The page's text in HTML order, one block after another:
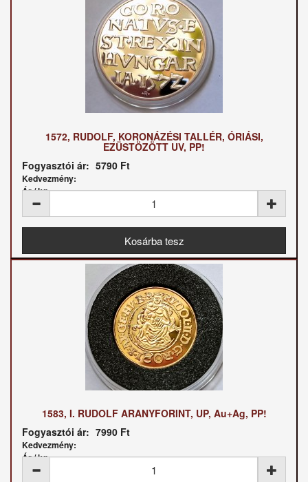
1572, RUDOLF, KORONÁZÉSI TALLÉR, ÓRIÁSI,
EZÜSTÖZÖTT UV, PP!
Fogyasztói ár: 5790 Ft
Kedvezmény:
Ár / kg:
1583, I. RUDOLF ARANYFORINT, UP, Au+Ag, PP!
Fogyasztói ár: 7990 Ft
Kedvezmény:
Ár / kg: